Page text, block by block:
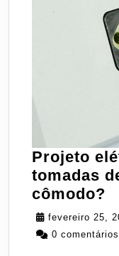
Projeto
tomadas
cômodo?
fevereiro 25,
0 comentários